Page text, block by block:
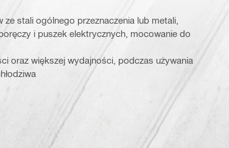
stali ogólnego przeznaczenia lub metali,
i puszek elektrycznych, mocowanie do
oraz większej wydajności, podczas używania